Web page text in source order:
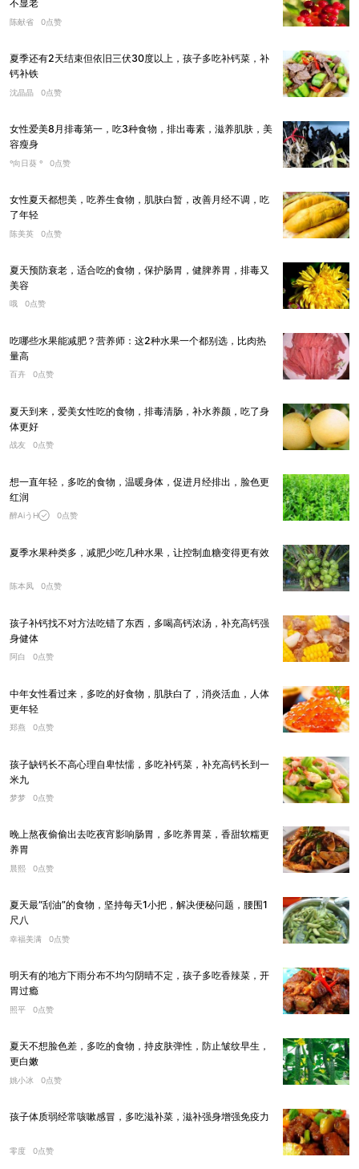
不显老
陈献省 0点赞
夏季还有2天结束但依旧三伏30度以上，孩子多吃补钙菜，补
钙补铁
沈晶晶 0点赞
女性爱美8月排毒第一，吃3种食物，排出毒素，滋养肌肤，美
容瘦身
º向日葵 º 0点赞
女性夏天都想美，吃养生食物，肌肤白暂，改善月经不调，吃
了年轻
陈美英 0点赞
夏天预防衰老，适合吃的食物，保护肠胃，健脾养胃，排毒又
美容
哦 0点赞
吃哪些水果能减肥？营养师：这2种水果一个都别选，比肉热
量高
百卉 0点赞
夏天到来，爱美女性吃的食物，排毒清肠，补水养颜，吃了身
体更好
战友 0点赞
想一直年轻，多吃的食物，温暖身体，促进月经排出，脸色更
红润
醉AiうH 0点赞
夏季水果种类多，减肥少吃几种水果，让控制血糖变得更有效
陈本凤 0点赞
孩子补钙找不对方法吃错了东西，多喝高钙浓汤，补充高钙强
身健体
阿白 0点赞
中年女性看过来，多吃的好食物，肌肤白了，消炎活血，人体
更年轻
郑燕 0点赞
孩子缺钙长不高心理自卑怯懦，多吃补钙菜，补充高钙长到一
米九
梦梦 0点赞
晚上熬夜偷偷出去吃夜宵影响肠胃，多吃养胃菜，香甜软糯更
养胃
晨熙 0点赞
夏天最“刮油”的食物，坚持每天1小把，解决便秘问题，腰围1
尺八
幸福美满 0点赞
明天有的地方下雨分布不均匀阴晴不定，孩子多吃香辣菜，开
胃过瘾
照平 0点赞
夏天不想脸色差，多吃的食物，持皮肤弹性，防止皱纹早生，
更白嫩
姚小冰 0点赞
孩子体质弱经常咳嗽感冒，多吃滋补菜，滋补强身增强免疫力
零度 0点赞